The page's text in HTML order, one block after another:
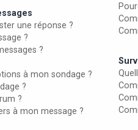
une réponse ?
?
?
à mon sondage ?
?
?
à mon message ?